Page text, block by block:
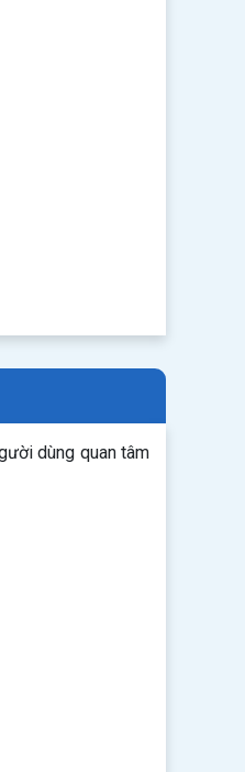
dùng quan tâm